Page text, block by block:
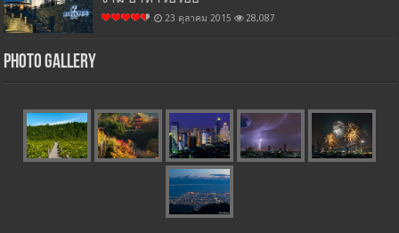
23 ตุลาคม 2015 28,087
Photo Gallery